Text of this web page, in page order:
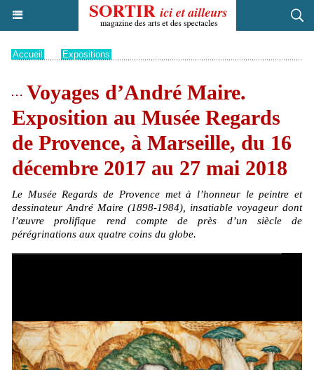
Accueil Expositions
Voyages d’André Maire.
Exposition au Musée Regards
de Provence, à Marseille, du 16
décembre 2017 au 27 mai 2018
Le Musée Regards de Provence met à l’honneur le peintre et
dessinateur André Maire (1898-1984), insatiable voyageur dont
l’œuvre prolifique rend compte de près d’un siècle de
pérégrinations aux quatre coins du globe.